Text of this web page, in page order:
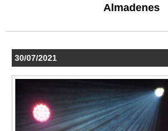
Almadenes
30/07/2021